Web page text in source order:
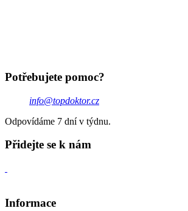
Potřebujete pomoc?
info@topdoktor.cz
Odpovídáme 7 dní v týdnu.
Přidejte se k nám
Informace